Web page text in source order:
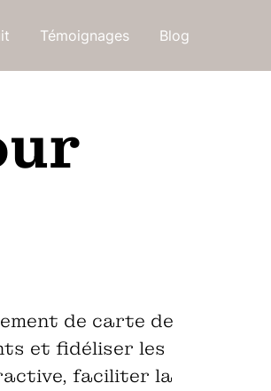
Témoignages Blog
de carte de
et fidéliser les
faciliter la